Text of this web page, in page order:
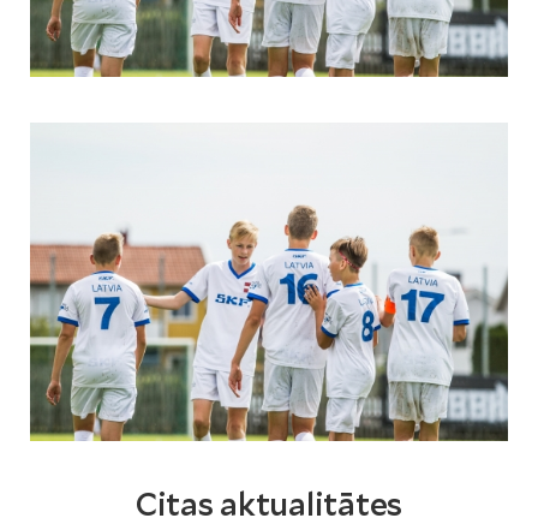
Citas aktualitātes